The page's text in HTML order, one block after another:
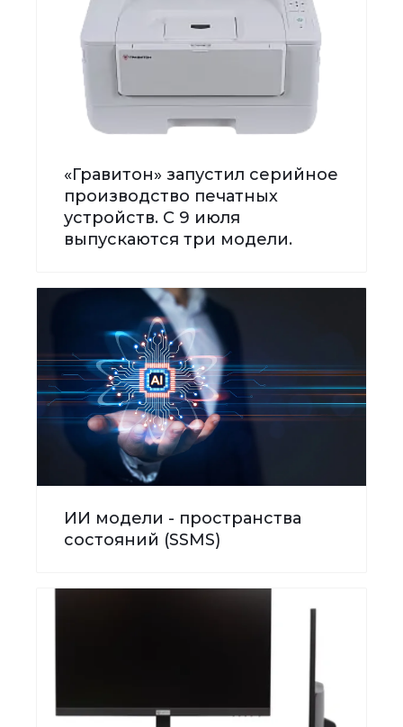
«Гравитон» запустил серийное
производство печатных
устройств. С 9 июля
выпускаются три модели.
ИИ модели - пространства
состояний (SSMS)